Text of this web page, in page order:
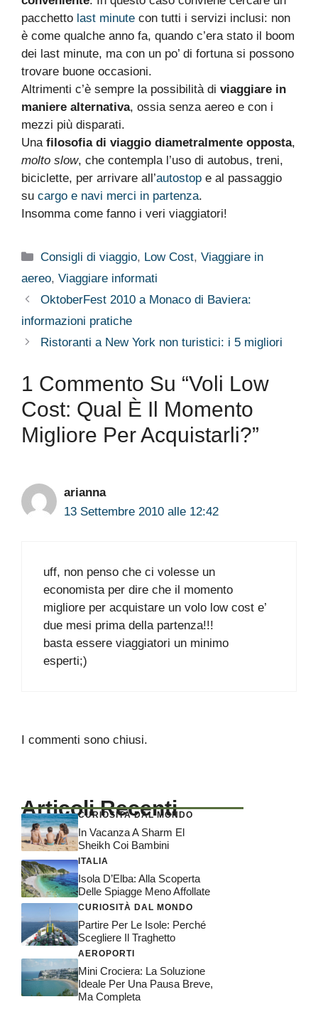
pacchetto last minute con tutti i servizi inclusi: non
è come qualche anno fa, quando c’era stato il boom
dei last minute, ma con un po’ di fortuna si possono
trovare buone occasioni.
Altrimenti c’è sempre la possibilità di viaggiare in
maniere alternativa, ossia senza aereo e con i
mezzi più disparati.
Una filosofia di viaggio diametralmente opposta,
molto slow, che contempla l’uso di autobus, treni,
biciclette, per arrivare all’autostop e al passaggio
su cargo e navi merci in partenza.
Insomma come fanno i veri viaggiatori!
Categorie
Consigli di viaggio, Low Cost,Viaggiare in
aereo, Viaggiare informati
OktoberFest 2010 a Monaco di Baviera:
informazioni pratiche
Ristoranti a New York non turistici: i 5 migliori
1 Commento Su “Voli Low
Cost: Qual È Il Momento
Migliore Per Acquistarli?”
arianna
13 Settembre 2010 alle 12:42
uff, non penso che ci volesse un
economista per dire che il momento
migliore per acquistare un volo low cost e’
due mesi prima della partenza!!!
basta essere viaggiatori un minimo
esperti;)
I commenti sono chiusi.
Articoli Recenti
CURIOSITÀ DAL MONDO
In Vacanza A Sharm El
Sheikh Coi Bambini
ITALIA
Isola D’Elba: Alla Scoperta
Delle Spiagge Meno Affollate
CURIOSITÀ DAL MONDO
Partire Per Le Isole: Perché
Scegliere Il Traghetto
AEROPORTI
Mini Crociera: La Soluzione
Ideale Per Una Pausa Breve,
Ma Completa